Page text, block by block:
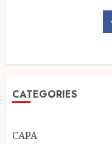
CATEGORIES
CAPA